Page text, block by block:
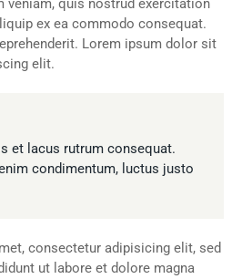
veniam, quis nostrud exercitation
ex ea commodo consequat.
Lorem ipsum dolor sit
elit.
et lacus rutrum consequat.
condimentum, luctus justo
consectetur adipisicing elit, sed
ut labore et dolore magna